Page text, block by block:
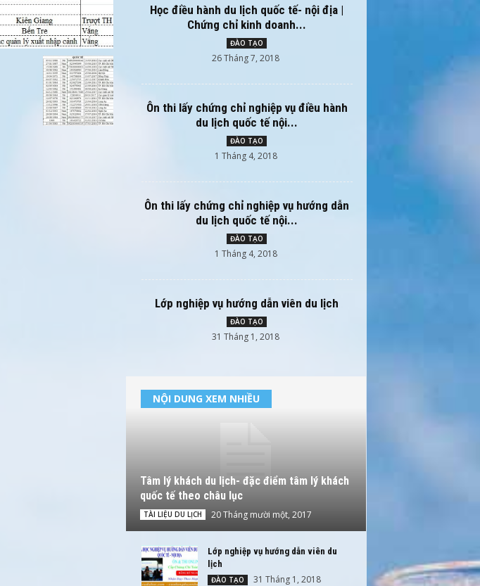
Học điều hành du lịch quốc tế- nội địa |
Chứng chỉ kinh doanh...
ĐÀO TẠO
26 Tháng 7, 2018
Ôn thi lấy chứng chỉ nghiệp vụ điều hành
du lịch quốc tế nội...
ĐÀO TẠO
1 Tháng 4, 2018
Ôn thi lấy chứng chỉ nghiệp vụ hướng dẫn
du lịch quốc tế nội...
ĐÀO TẠO
1 Tháng 4, 2018
Lớp nghiệp vụ hướng dẫn viên du lịch
ĐÀO TẠO
31 Tháng 1, 2018
NỘI DUNG XEM NHIỀU
Tâm lý khách du lịch- đặc điểm tâm lý khách
quốc tế theo châu lục
TÀI LIỆU DU LỊCH 20 Tháng mười một, 2017
Lớp nghiệp vụ hướng dẫn viên du
lịch
ĐÀO TẠO 31 Tháng 1, 2018